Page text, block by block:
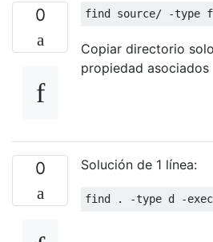
0
Copiar directorio
propiedad asociados
0 Solución de 1 línea: